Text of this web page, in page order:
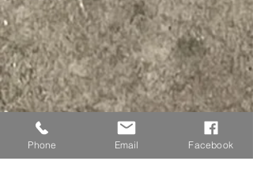
Phone Email Facebook